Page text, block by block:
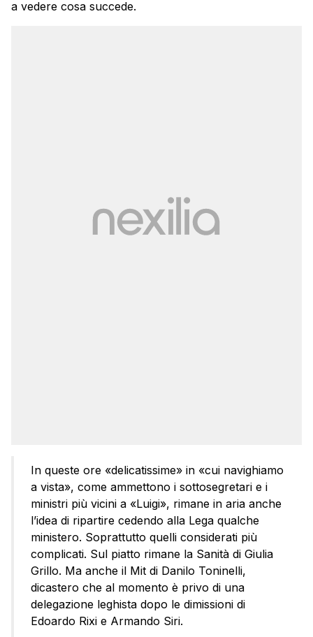
a vedere cosa succede.
In queste ore «delicatissime» in «cui navighiamo
a vista», come ammettono i sottosegretari e i
ministri più vicini a «Luigi», rimane in aria anche
l’idea di ripartire cedendo alla Lega qualche
ministero. Soprattutto quelli considerati più
complicati. Sul piatto rimane la Sanità di Giulia
Grillo. Ma anche il Mit di Danilo Toninelli,
dicastero che al momento è privo di una
delegazione leghista dopo le dimissioni di
Edoardo Rixi e Armando Siri.